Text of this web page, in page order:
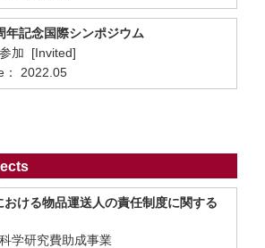
年記念国際シンポジウム
加 [Invited]
： 2022.05
ける物品運送人の責任制度に関する
学研究費助成事業